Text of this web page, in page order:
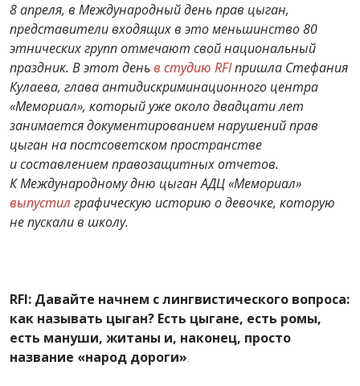
8 апреля, в Международный день прав цыган,
представители входящих в это меньшинство 80
этнических групп отмечают свой национальный
праздник. В этот деньв студию RFIпришла Стефания
Кулаева, глава антидискриминационного центра
«Мемориал», который уже около двадцати лет
занимается документированием нарушений прав
цыган на постсоветском пространстве
и составлением правозащитных отчетов.
К Международному дню цыган АДЦ «Мемориал»
выпустил графическую историю о девочке, которую
не пускали в школу.
RFI: Давайте начнем с лингвистического вопроса:
как называть цыган? Есть цыгане, есть ромы,
есть мануши, житаны и, наконец, просто
название «народ дороги».